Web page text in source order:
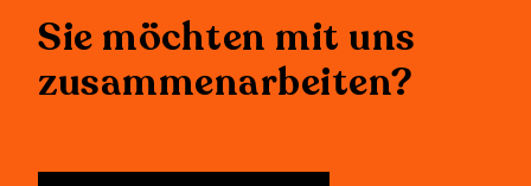
Sie möchten mit uns
zusammenarbeiten?